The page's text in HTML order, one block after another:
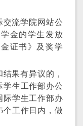
交流学院网站公
金的学生发放
证书》及奖学
果有异议的，
学生工作部办公
际学生工作部办
个工作日内，做